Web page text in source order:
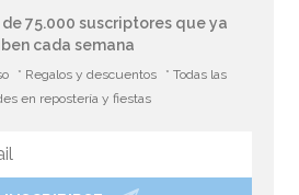
75.000 suscriptores que ya
cada semana
* Regalos y descuentos
* Todas las
en repostería y fiestas